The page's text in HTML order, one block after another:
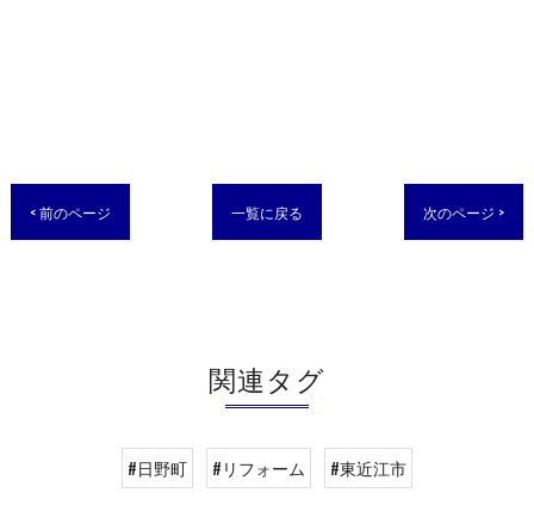
< 前のページ 一覧に戻る 次のページ >
関連タグ
#日野町 #リフォーム #東近江市